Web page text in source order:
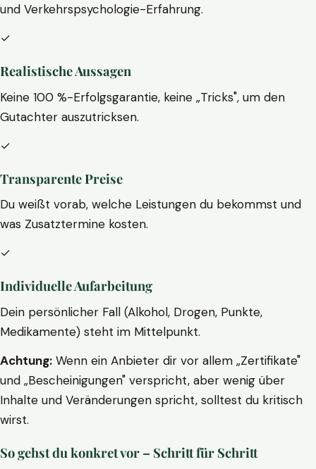
und Verkehrspsychologie-Erfahrung.
✓
Realistische Aussagen
Keine 100 %-Erfolgsgarantie, keine „Tricks", um den
Gutachter auszutricksen.
✓
Transparente Preise
Du weißt vorab, welche Leistungen du bekommst und
was Zusatztermine kosten.
✓
Individuelle Aufarbeitung
Dein persönlicher Fall (Alkohol, Drogen, Punkte,
Medikamente) steht im Mittelpunkt.
Achtung: Wenn ein Anbieter dir vor allem „Zertifikate"
und „Bescheinigungen" verspricht, aber wenig über
Inhalte und Veränderungen spricht, solltest du kritisch
wirst.
So gehst du konkret vor – Schritt für Schritt